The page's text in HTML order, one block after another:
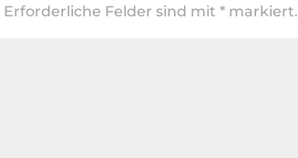
Erforderliche Felder sind mit * markiert.